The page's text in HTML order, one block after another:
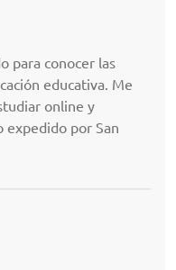
para conocer las
educativa. Me
online y
por San